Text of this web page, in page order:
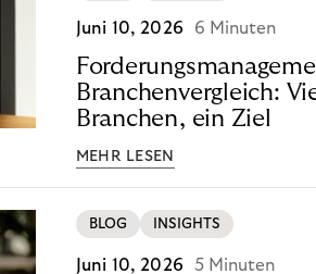
Juni 10, 2026 6 Minuten
Branchenvergleich:
Branchen, ein Ziel
MEHR LESEN
BLOG INSIGHTS
Juni 10, 2026 5 Minuten